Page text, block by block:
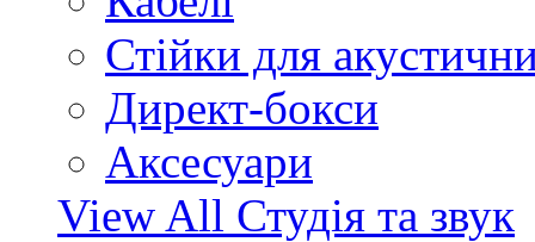
Стійки для
Директ-бокси
Аксесуари
View All Студія та звук